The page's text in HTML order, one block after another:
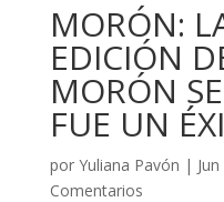
MORÓN:
EDICIÓN
MORÓN
FUE UN
por Yuliana Pavón |
Comentarios